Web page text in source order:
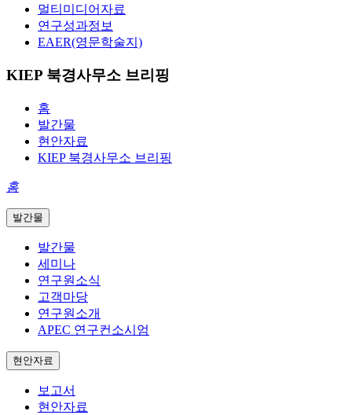
멀티미디어자료
연구성과정보
EAER(영문학술지)
KIEP 북경사무소 브리핑
홈
발간물
현안자료
KIEP 북경사무소 브리핑
홈
발간물
발간물
세미나
연구원소식
고객마당
연구원소개
APEC 연구컨소시엄
현안자료
보고서
현안자료